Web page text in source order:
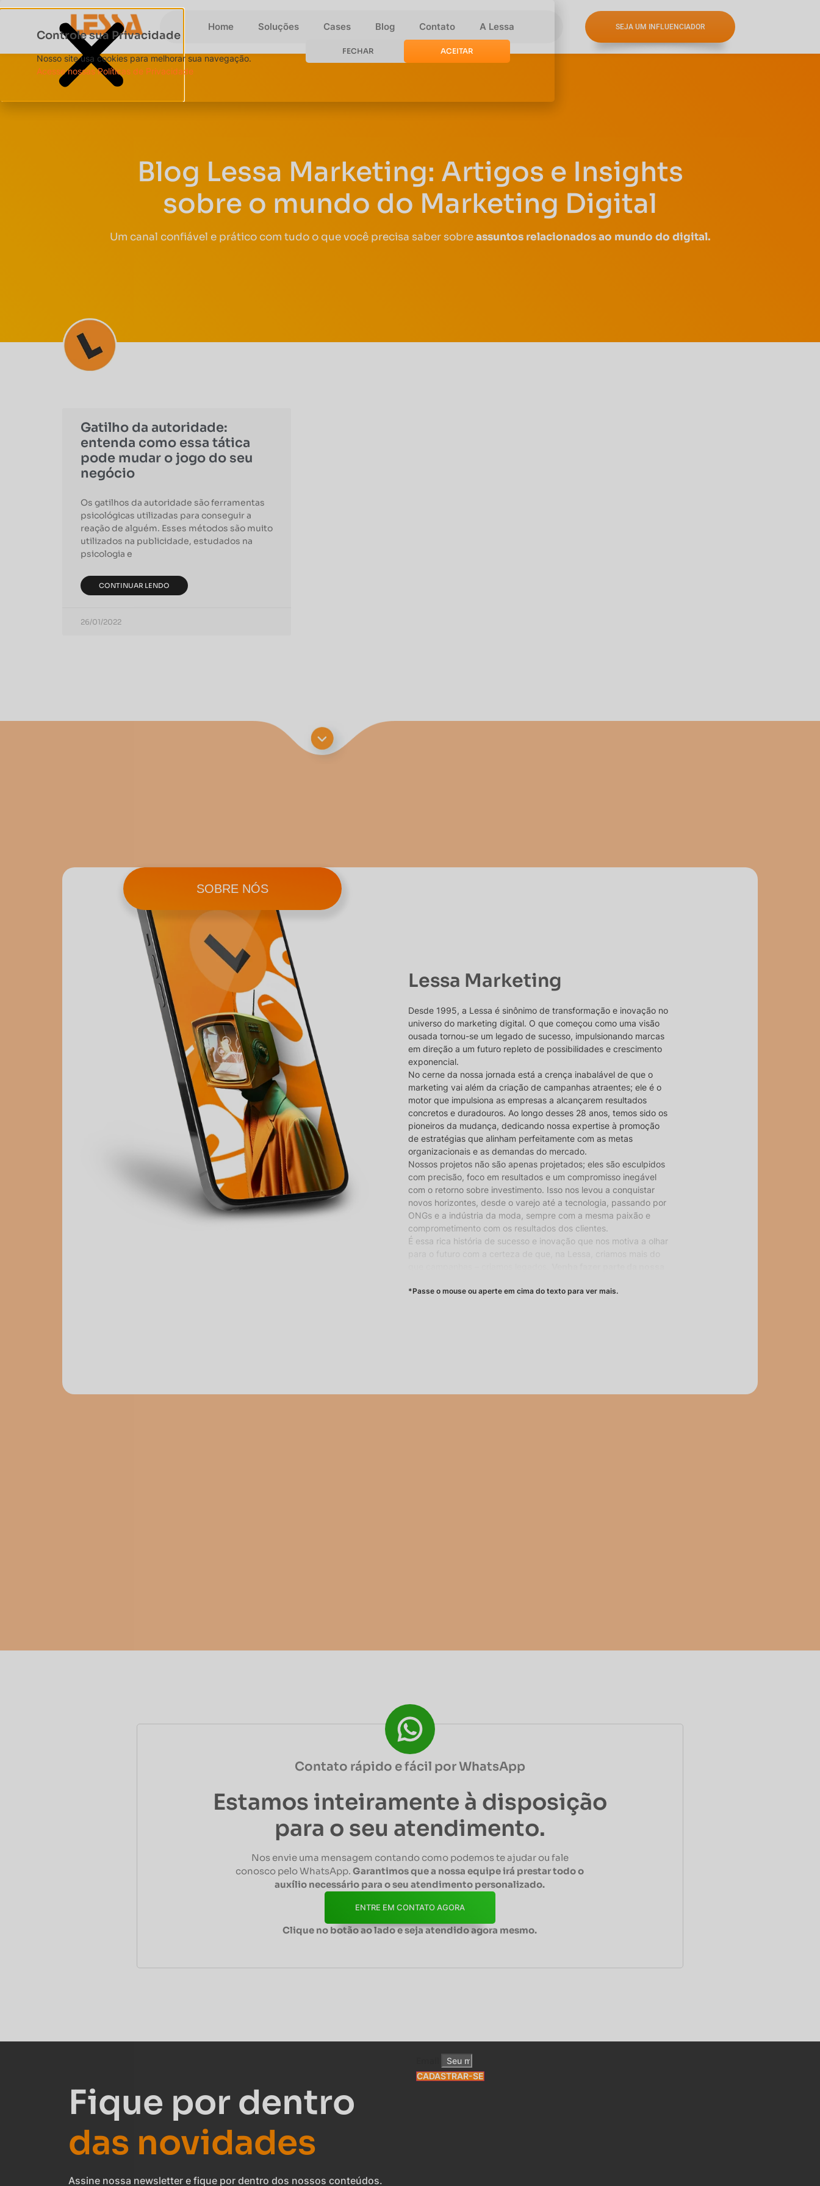
Home Soluções Cases Blog Contato A Lessa SEJA UM INFLUENCIADOR
Blog Lessa Marketing: Artigos e Insights
sobre o mundo do Marketing Digital
Um canal confiável e prático com tudo o que você precisa saber sobreassuntos relacionados ao mundo do digital.
Gatilho da autoridade:
entenda como essa tática
pode mudar o jogo do seu
negócio
Os gatilhos da autoridade são ferramentas
psicológicas utilizadas para conseguir a
reação de alguém. Esses métodos são muito
utilizados na publicidade, estudados na
psicologia e
CONTINUAR LENDO
26/01/2022
SOBRE NÓS
Lessa Marketing
Desde 1995, a Lessa é sinônimo de transformação e inovação no
universo do marketing digital. O que começou como uma visão
ousada tornou-se um legado de sucesso, impulsionando marcas
em direção a um futuro repleto de possibilidades e crescimento
exponencial.
No cerne da nossa jornada está a crença inabalável de que o
marketing vai além da criação de campanhas atraentes; ele é o
motor que impulsiona as empresas a alcançarem resultados
concretos e duradouros. Ao longo desses 28 anos, temos sido os
pioneiros da mudança, dedicando nossa expertise à promoção
de estratégias que alinham perfeitamente com as metas
organizacionais e as demandas do mercado.
Nossos projetos não são apenas projetados; eles são esculpidos
com precisão, foco em resultados e um compromisso inegável
com o retorno sobre investimento. Isso nos levou a conquistar
novos horizontes, desde o varejo até a tecnologia, passando por
ONGs e a indústria da moda, sempre com a mesma paixão e
comprometimento com os resultados dos clientes.
É essa rica história de sucesso e inovação que nos motiva a olhar
para o futuro com a certeza de que, na Lessa, criamos mais do
*Passe o mouse ou aperte em cima do texto para ver mais.
Contato rápido e fácil por WhatsApp
Estamos inteiramente à disposição
para o seu atendimento.
Nos envie uma mensagem contando como podemos te ajudar ou fale
conosco pelo WhatsApp.Garantimos que a nossa equipe irá prestar todo o
auxílio necessário para o seu atendimento personalizado.
ENTRE EM CONTATO AGORA
Clique no botão ao lado e seja atendido agora mesmo.
Fique por dentro
das novidades
Assine nossa newsletter e fique por dentro dos nossos conteúdos.
CADASTRAR-SE
Controle sua Privacidade
Nosso site usa cookies para melhorar sua navegação.
Acesse nossas Políticas de Privacidade
FECHAR ACEITAR